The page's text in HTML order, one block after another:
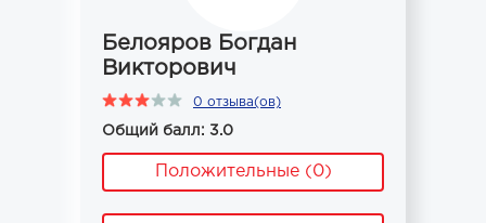
Белояров Богдан
Викторович
0 отзыва(ов)
Общий балл: 3.0
Положительные (0)